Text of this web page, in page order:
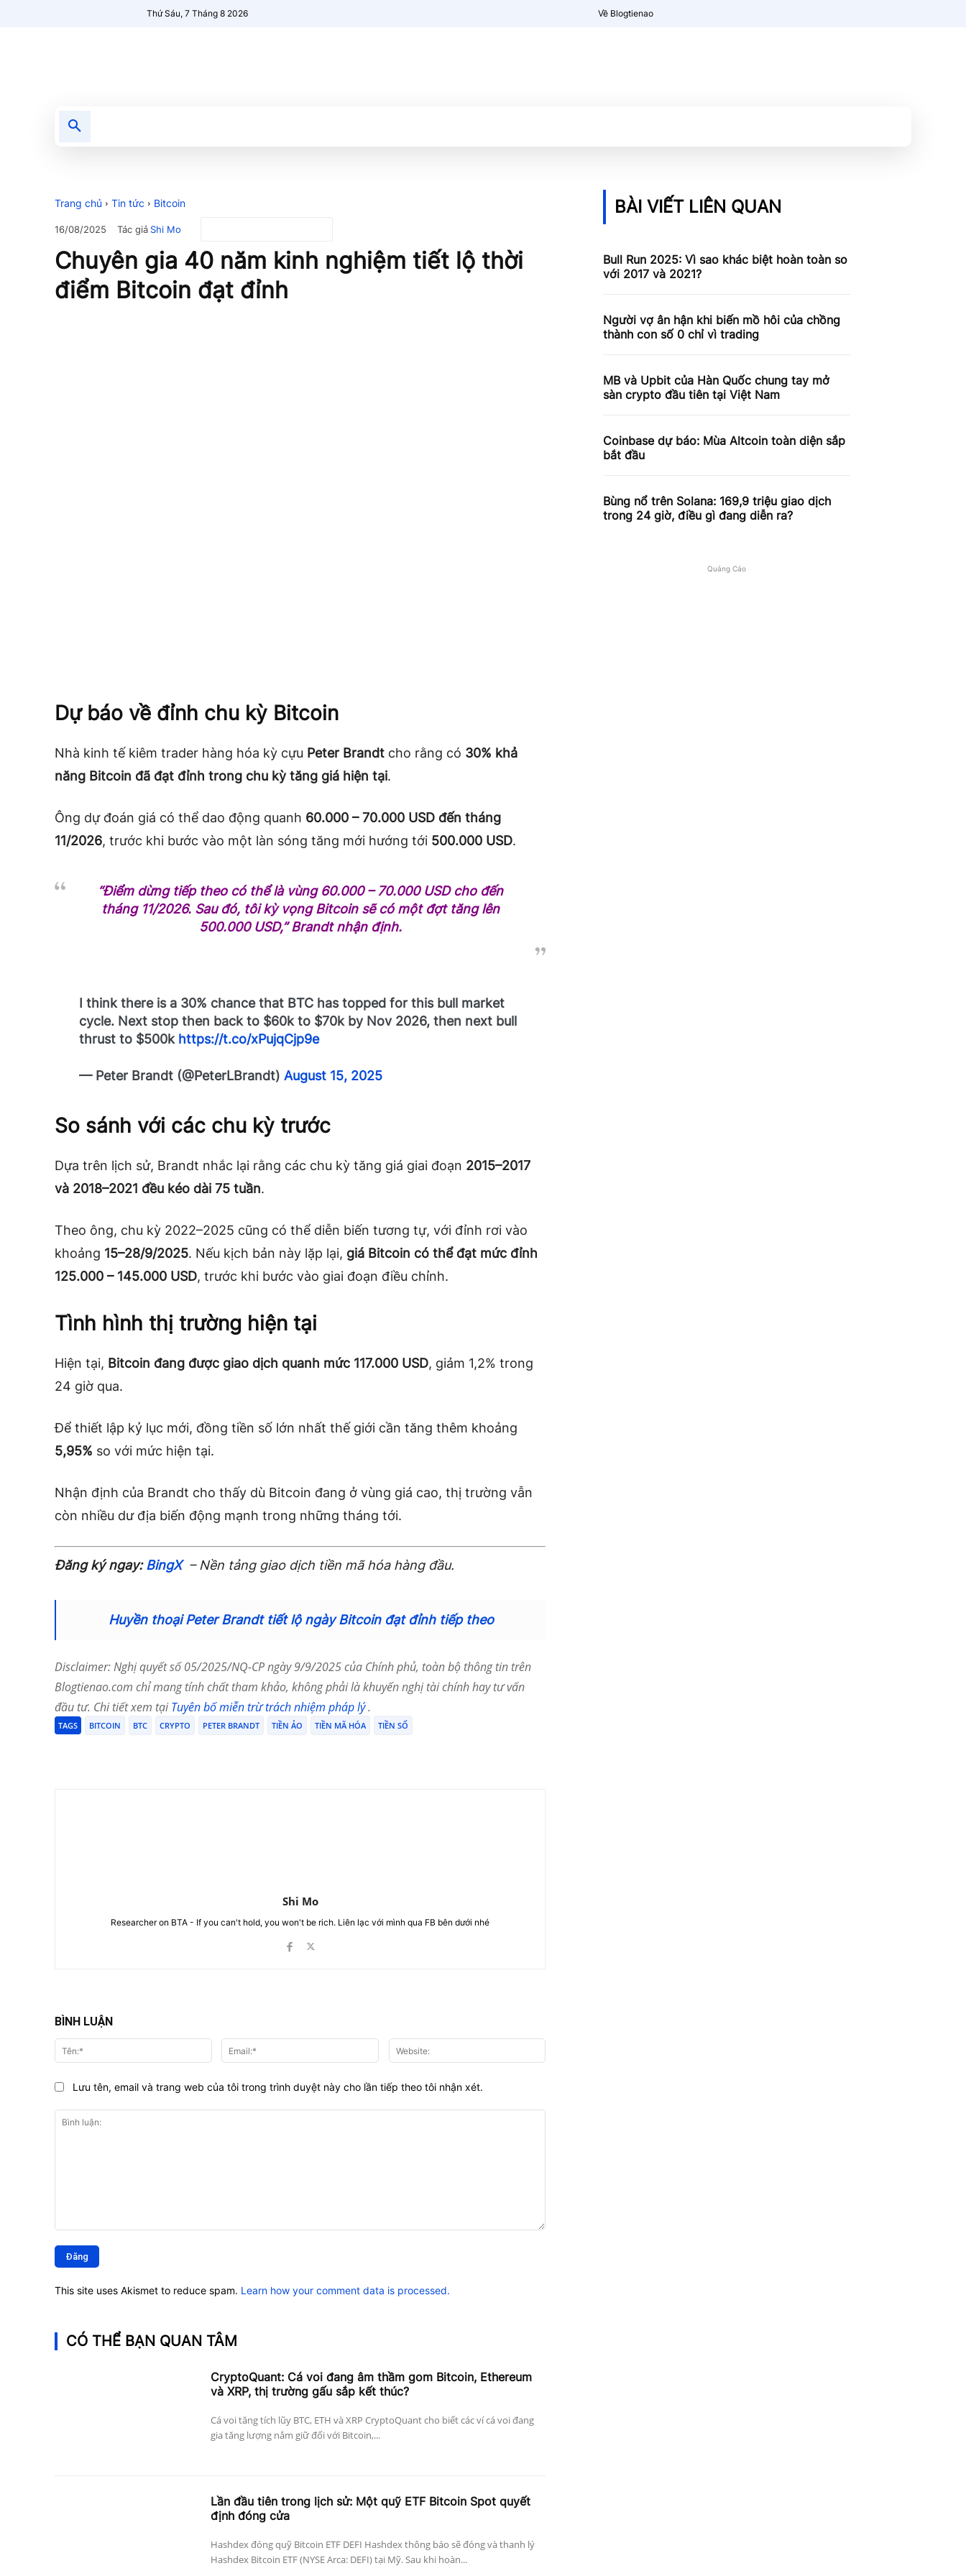
Thứ Sáu, 7 Tháng 8 2026 Về Blogtienao
Trang chủ Tin tức Bitcoin
16/08/2025 Tác giảShi Mo
Chuyên gia 40 năm kinh nghiệm tiết lộ thời
điểm Bitcoin đạt đỉnh
Dự báo về đỉnh chu kỳ Bitcoin
Nhà kinh tế kiêm trader hàng hóa kỳ cựu Peter Brandt cho rằng có 30% khả
năng Bitcoin đã đạt đỉnh trong chu kỳ tăng giá hiện tại.
Ông dự đoán giá có thể dao động quanh 60.000 – 70.000 USD đến tháng
11/2026, trước khi bước vào một làn sóng tăng mới hướng tới 500.000 USD.
“Điểm dừng tiếp theo có thể là vùng 60.000 – 70.000 USD cho đến
tháng 11/2026. Sau đó, tôi kỳ vọng Bitcoin sẽ có một đợt tăng lên
500.000 USD,”Brandt nhận định.
I think there is a 30% chance that BTC has topped for this bull market
cycle. Next stop then back to $60k to $70k by Nov 2026, then next bull
thrust to $500k https://t.co/xPujqCjp9e
— Peter Brandt (@PeterLBrandt)August 15, 2025
So sánh với các chu kỳ trước
Dựa trên lịch sử, Brandt nhắc lại rằng các chu kỳ tăng giá giai đoạn 2015–2017
và 2018–2021 đều kéo dài 75 tuần.
Theo ông, chu kỳ 2022–2025 cũng có thể diễn biến tương tự, với đỉnh rơi vào
khoảng 15–28/9/2025. Nếu kịch bản này lặp lại, giá Bitcoin có thể đạt mức đỉnh
125.000 – 145.000 USD, trước khi bước vào giai đoạn điều chỉnh.
Tình hình thị trường hiện tại
Hiện tại, Bitcoin đang được giao dịch quanh mức 117.000 USD, giảm 1,2% trong
24 giờ qua.
Để thiết lập kỷ lục mới, đồng tiền số lớn nhất thế giới cần tăng thêm khoảng
5,95% so với mức hiện tại.
Nhận định của Brandt cho thấy dù Bitcoin đang ở vùng giá cao, thị trường vẫn
còn nhiều dư địa biến động mạnh trong những tháng tới.
Đăng ký ngay:BingX– Nền tảng giao dịch tiền mã hóa hàng đầu.
Huyền thoại Peter Brandt tiết lộ ngày Bitcoin đạt đỉnh tiếp theo
Disclaimer: Nghị quyết số 05/2025/NQ-CP ngày 9/9/2025 của Chính phủ, toàn bộ thông tin trên
Blogtienao.com chỉ mang tính chất tham khảo, không phải là khuyến nghị tài chính hay tư vấn
đầu tư. Chi tiết xem tạiTuyên bố miễn trừ trách nhiệm pháp lý.
TAGS BITCOIN BTC CRYPTO PETER BRANDT TIỀN ẢO TIỀN MÃ HÓA TIỀN SỐ
Shi Mo
Researcher on BTA - If you can't hold, you won't be rich. Liên lạc với mình qua FB bên dưới nhé
BÌNH LUẬN
luận:
Tên:* Email:*
Lưu tên, email và trang web của tôi trong trình duyệt này cho lần tiếp theo tôi nhận xét.
This site uses Akismet to reduce spam. Learn how your comment data is processed.
CÓ THỂ BẠN QUAN TÂM
CryptoQuant: Cá voi đang âm thầm gom Bitcoin, Ethereum
và XRP, thị trường gấu sắp kết thúc?
Cá voi tăng tích lũy BTC, ETH và XRP CryptoQuant cho biết các ví cá voi đang
gia tăng lượng nắm giữ đối với Bitcoin,...
Lần đầu tiên trong lịch sử: Một quỹ ETF Bitcoin Spot quyết
định đóng cửa
Hashdex đóng quỹ Bitcoin ETF DEFI Hashdex thông báo sẽ đóng và thanh lý
Hashdex Bitcoin ETF (NYSE Arca: DEFI) tại Mỹ. Sau khi hoàn...
BÀI VIẾT LIÊN QUAN
Bull Run 2025: Vì sao khác biệt hoàn toàn so
với 2017 và 2021?
Người vợ ân hận khi biến mồ hôi của chồng
thành con số 0 chỉ vì trading
MB và Upbit của Hàn Quốc chung tay mở
sàn crypto đầu tiên tại Việt Nam
Coinbase dự báo: Mùa Altcoin toàn diện sắp
bắt đầu
Bùng nổ trên Solana: 169,9 triệu giao dịch
trong 24 giờ, điều gì đang diễn ra?
Quảng Cáo